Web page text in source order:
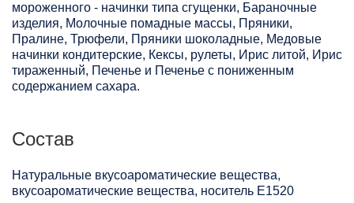
мороженного - начинки типа сгущенки, Бараночные
изделия, Молочные помадные массы, Пряники,
Пралине, Трюфели, Пряники шоколадные, Медовые
начинки кондитерские, Кексы, рулеты, Ирис литой, Ирис
тираженный, Печенье и Печенье с пониженным
содержанием сахара.
Состав
Натуральные вкусоароматические вещества,
вкусоароматические вещества, носитель Е1520